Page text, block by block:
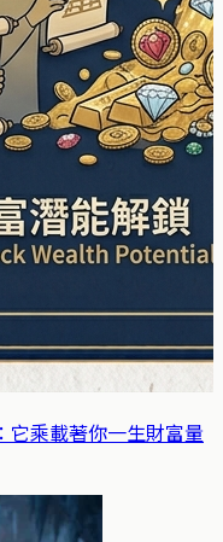
它乘載著你一生財富量